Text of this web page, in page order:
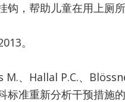
，帮助儿童在用上厕所
。
M.、Hallal P.C.、
准重新分析干预措施的